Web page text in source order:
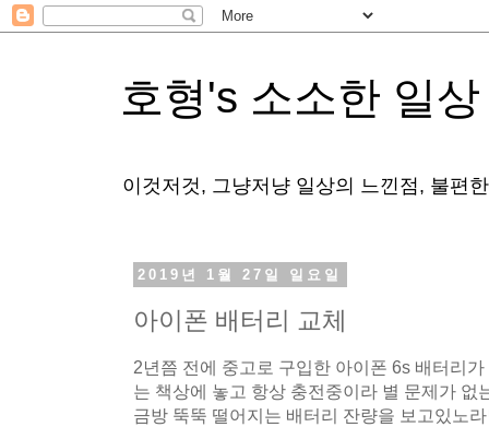
호형's 소소한 일상
이것저것, 그냥저냥 일상의 느낀점, 불편
2019년 1월 27일 일요일
아이폰 배터리 교체
2년쯤 전에 중고로 구입한 아이폰 6s 배터리
는 책상에 놓고 항상 충전중이라 별 문제가 없
금방 뚝뚝 떨어지는 배터리 잔량을 보고있노